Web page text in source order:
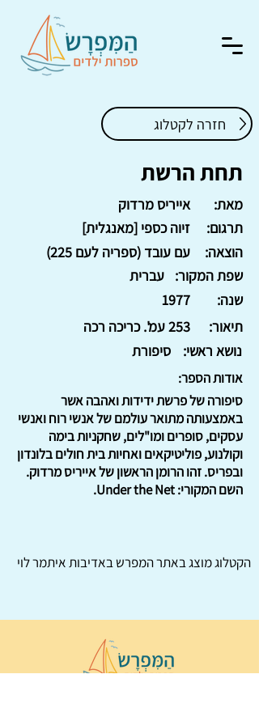
חזרה לקטלוג
תחת הרשת
אייריס מרדוק
מאת:
זיוה כספי [מאנגלית]
תרגום:
עם עובד (ספריה לעם 225)
הוצאה:
עברית
שפת המקור:
1977
שנה:
253 עמ'. כריכה רכה
תיאור:
סיפורת
נושא ראשי:
אודות הספר:
סיפורה של פרשת ידידות ואהבה אשר
באמצעותה מתואר עולמם של אנשי רוח ואנשי
עסקים, סופרים ומו"לים, שחקניות בימה
וקולנוע, פוליטיקאים ואחיות בית חולים בלונדון
ובפריס. זהו הרומן הראשון של אייריס מרדוק.
השם המקורי: Under the Net.
הקטלוג מוצג באתרהמפרשבאדיבות איתמר לוי